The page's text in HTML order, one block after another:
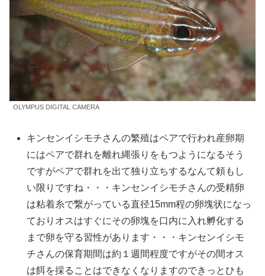
OLYMPUS DIGITAL CAMERA
キンセンイシモチさんの繁殖はペアで行われ産卵期
にはペアで群れを離れ縄張りをもつようになるそう
ですがペアで群れを出て独り立ちするなんて頼もし
い限りですね・・・キンセンイシモチさんの受精卵
は粘着糸で繋がっている直径15mm程の卵塊状になっ
ておりオスはすぐにその卵塊を口内に入れ孵化する
まで卵を守る習性があります・・・キンセンイシモ
チさんの保育期間は約１週間程度ですがその間オス
は餌を採ることはできなくなりますのできっとひも